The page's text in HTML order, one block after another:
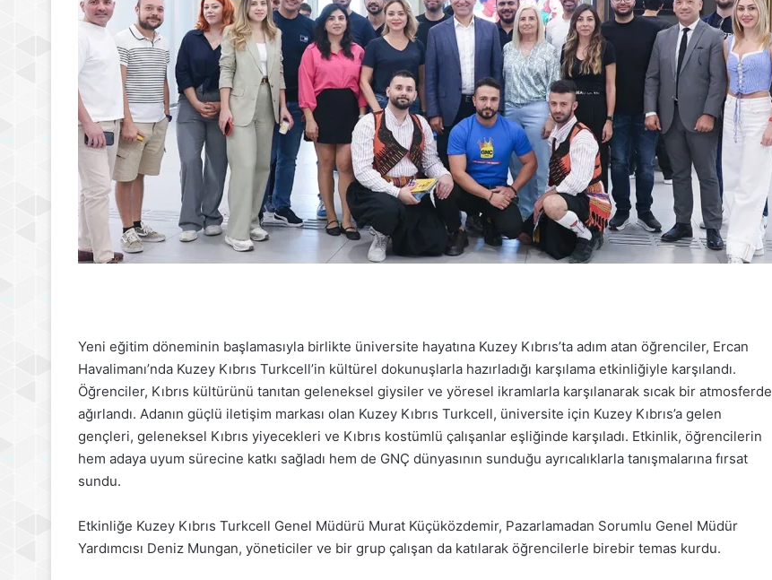
Yeni eğitim döneminin başlamasıyla birlikte üniversite hayatına Kuzey Kıbrıs’ta adım atan öğrenciler, Ercan
Havalimanı’nda Kuzey Kıbrıs Turkcell’in kültürel dokunuşlarla hazırladığı karşılama etkinliğiyle karşılandı.
Öğrenciler, Kıbrıs kültürünü tanıtan geleneksel giysiler ve yöresel ikramlarla karşılanarak sıcak bir atmosferde
ağırlandı. Adanın güçlü iletişim markası olan Kuzey Kıbrıs Turkcell, üniversite için Kuzey Kıbrıs’a gelen
gençleri, geleneksel Kıbrıs yiyecekleri ve Kıbrıs kostümlü çalışanlar eşliğinde karşıladı. Etkinlik, öğrencilerin
hem adaya uyum sürecine katkı sağladı hem de GNÇ dünyasının sunduğu ayrıcalıklarla tanışmalarına fırsat
sundu.
Etkinliğe Kuzey Kıbrıs Turkcell Genel Müdürü Murat Küçüközdemir, Pazarlamadan Sorumlu Genel Müdür
Yardımcısı Deniz Mungan, yöneticiler ve bir grup çalışan da katılarak öğrencilerle birebir temas kurdu.